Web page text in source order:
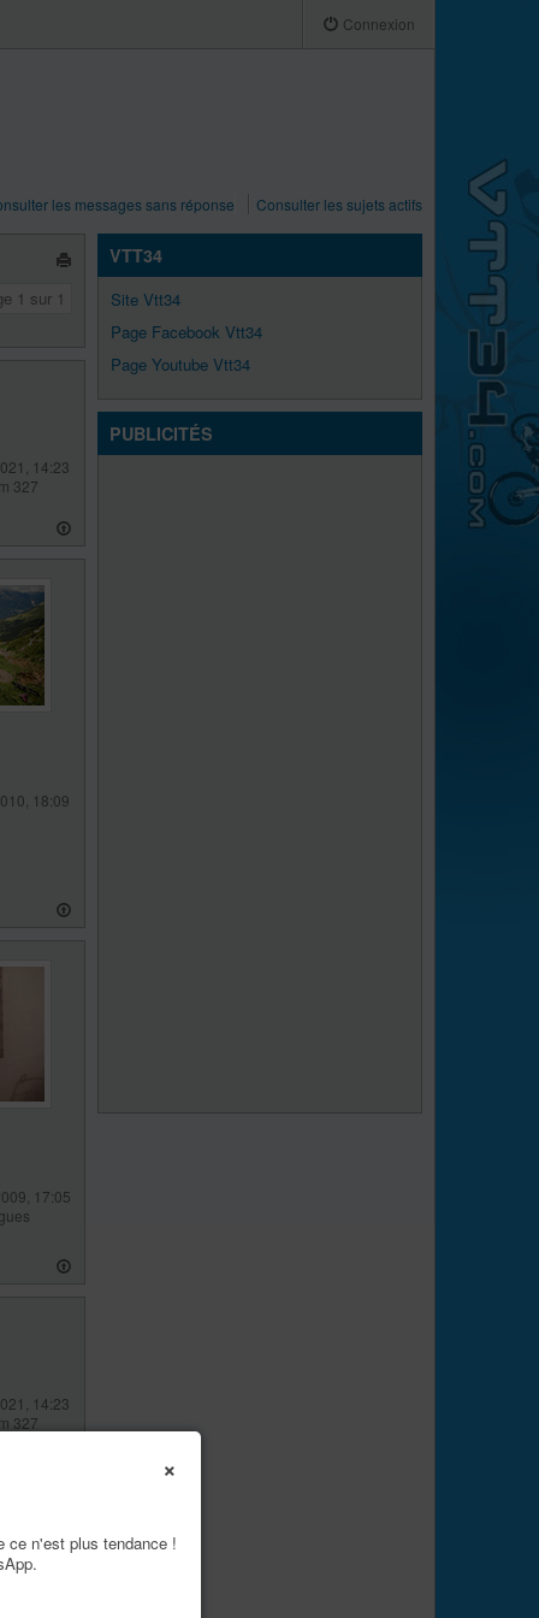
×
ce n'est plus tendance !
Connexion
les messages sans réponse Consulter les sujets actifs
1 sur 1
14:23
327
18:09
17:05
14:23
327
VTT34
Site Vtt34
Page Facebook Vtt34
Page Youtube Vtt34
PUBLICITÉS